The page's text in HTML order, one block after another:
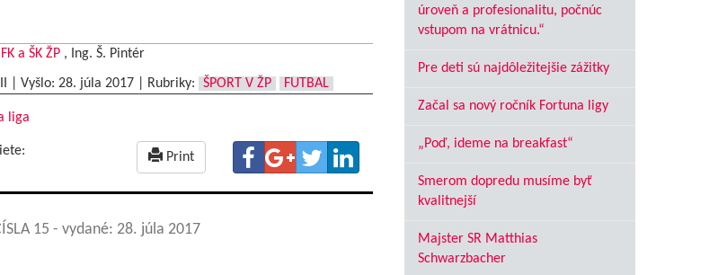
a ŠK ŽP, Ing. Š. Pintér
| Vyšlo: 28. júla 2017| Rubriky: ŠPORT V ŽP FUTBAL
liga
Print
15 - vydané: 28. júla 2017
úroveň a profesionalitu, počnúc
vstupom na vrátnicu.“
Pre deti sú najdôležitejšie zážitky
Začal sa nový ročník Fortuna ligy
„Poď, ideme na breakfast“
Smerom dopredu musíme byť
kvalitnejší
Majster SR Matthias
Schwarzbacher